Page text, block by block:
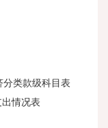
分类款级科目表
情况表